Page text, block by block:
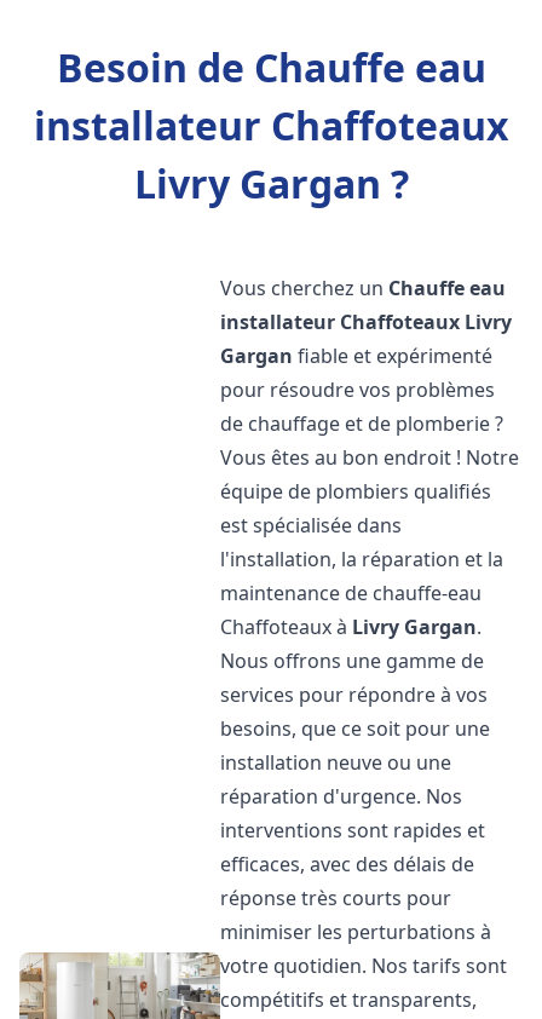
Besoin de Chauffe eau
installateur Chaffoteaux
Livry Gargan ?
Vous cherchez un Chauffe eau
installateur Chaffoteaux Livry
Gargan fiable et expérimenté
pour résoudre vos problèmes
de chauffage et de plomberie ?
Vous êtes au bon endroit ! Notre
équipe de plombiers qualifiés
est spécialisée dans
l'installation, la réparation et la
maintenance de chauffe-eau
Chaffoteaux à Livry Gargan.
Nous offrons une gamme de
services pour répondre à vos
besoins, que ce soit pour une
installation neuve ou une
réparation d'urgence. Nos
interventions sont rapides et
efficaces, avec des délais de
réponse très courts pour
minimiser les perturbations à
votre quotidien. Nos tarifs sont
compétitifs et transparents,